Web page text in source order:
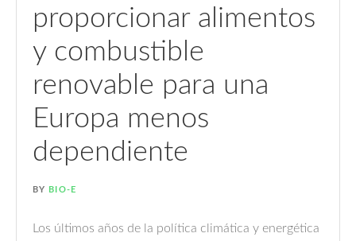
proporcionar alimentos
y combustible
renovable para una
Europa menos
dependiente
BY BIO-E
Los últimos años de la política climática y energética